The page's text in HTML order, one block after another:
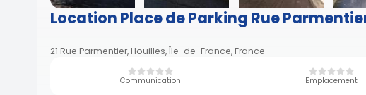
Location Place de Parking Rue
21 Rue Parmentier, Houilles, Île-de-France, France
Communication Emplacement